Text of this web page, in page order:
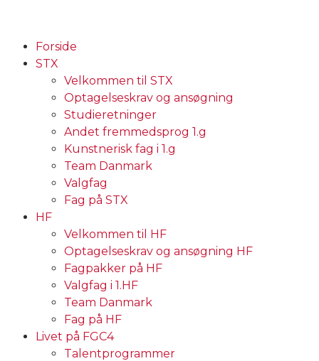
Forside
STX
Velkommen til STX
Optagelseskrav og ansøgning
Studieretninger
Andet fremmedsprog 1.g
Kunstnerisk fag i 1.g
Team Danmark
Valgfag
Fag på STX
HF
Velkommen til HF
Optagelseskrav og ansøgning HF
Fagpakker på HF
Valgfag i 1.HF
Team Danmark
Fag på HF
Livet på FGC4
Talentprogrammer